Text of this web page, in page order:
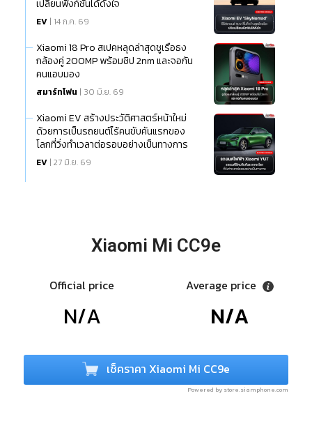
เปลี่ยนฟังก์ชันได้ดั่งใจ
EV | 14 ก.ค. 69
Xiaomi 18 Pro สเปคหลุดล่าสุดชูเรือธง
กล้องคู่ 200MP พร้อมชิป 2nm และจอกัน
คนแอบมอง
สมาร์ทโฟน | 30 มิ.ย. 69
Xiaomi EV สร้างประวัติศาสตร์หน้าใหม่
ด้วยการเป็นรถยนต์ไร้คนขับคันแรกของ
โลกที่วิ่งทำเวลาต่อรอบอย่างเป็นทางการ
EV | 27 มิ.ย. 69
Xiaomi Mi CC9e
Official price
N/A
Average price
N/A
เช็คราคา Xiaomi Mi CC9e
Powered by store.siamphone.com